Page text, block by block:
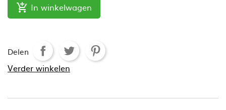
 In winkelwagen
Delen
Verder winkelen